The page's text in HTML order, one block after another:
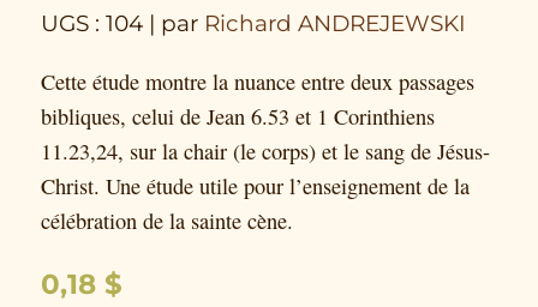
UGS : 104 | par Richard ANDREJEWSKI
Cette étude montre la nuance entre deux passages
bibliques, celui de Jean 6.53 et 1 Corinthiens
11.23,24, sur la chair (le corps) et le sang de Jésus-
Christ. Une étude utile pour l’enseignement de la
célébration de la sainte cène.
0,18$